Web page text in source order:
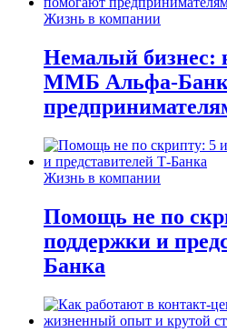
Жизнь в компании
Немалый бизнес:
ММБ Альфа-
Жизнь в компании
Помощь не по
поддержки и
Банка